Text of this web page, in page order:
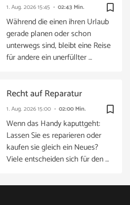
bookmark_border
1. Aug. 202615:45 02:43 Min.
Während die einen ihren Urlaub
gerade planen oder schon
unterwegs sind, bleibt eine Reise
für andere ein unerfüllter …
bookmark_border
1. Aug. 202615:00 02:00 Min.
Recht auf Reparatur
Wenn das Handy kaputtgeht:
Lassen Sie es reparieren oder
kaufen sie gleich ein Neues?
Viele entscheiden sich für den …